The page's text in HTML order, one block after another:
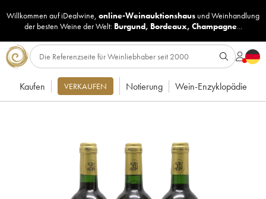
Willkommen auf iDealwine, online-Weinauktionshaus undWeinhandlung
der besten Weine der Welt: Burgund, Bordeaux, Champagne...
Kaufen VERKAUFEN Notierung Wein-Enzyklopädie